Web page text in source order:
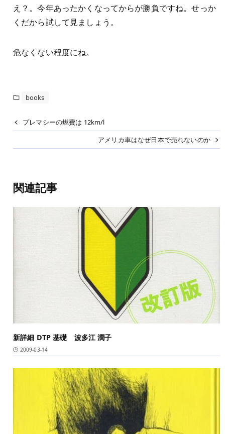
え？。今年あったかくなってからが勝負ですね。せっか
くだから試して見ましょう。
危なくない程度にね。
books
プレマシーの燃費は 12km/l
アメリカ車はなぜ日本で売れないのか
関連記事
新詳細 DTP 基礎 波多江 潤子
2009-03-14